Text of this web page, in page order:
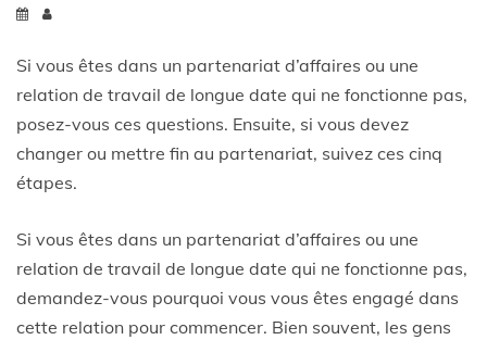
Si vous êtes dans un partenariat d’affaires ou une
relation de travail de longue date qui ne fonctionne pas,
posez-vous ces questions. Ensuite, si vous devez
changer ou mettre fin au partenariat, suivez ces cinq
étapes.
Si vous êtes dans un partenariat d’affaires ou une
relation de travail de longue date qui ne fonctionne pas,
demandez-vous pourquoi vous vous êtes engagé dans
cette relation pour commencer. Bien souvent, les gens